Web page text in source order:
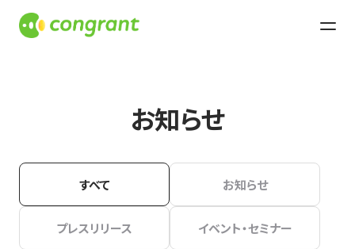
お知らせ
すべて お知らせ
プレスリリース イベント・セミナー